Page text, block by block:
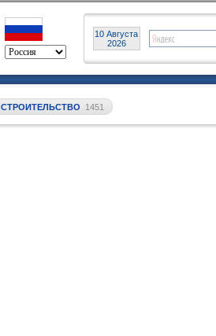
10 Августа
2026
СТРОИТЕЛЬСТВО 1451